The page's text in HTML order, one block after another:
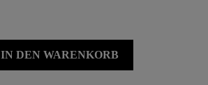
IN DEN WARENKORB